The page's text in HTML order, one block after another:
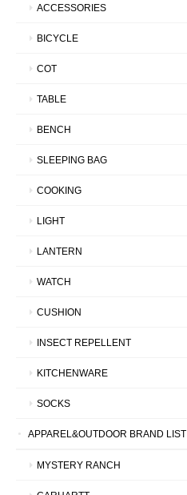
ACCESSORIES
BICYCLE
COT
TABLE
BENCH
SLEEPING BAG
COOKING
LIGHT
LANTERN
WATCH
CUSHION
INSECT REPELLENT
KITCHENWARE
SOCKS
APPAREL&OUTDOOR BRAND LIST
MYSTERY RANCH